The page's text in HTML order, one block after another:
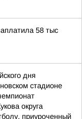
58 тыс
дня
стадионе
округа
приуроченный